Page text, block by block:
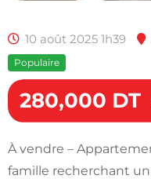
10 août 2025 1h39
Populaire
280,000 DT
À vendre –
famille recherchant